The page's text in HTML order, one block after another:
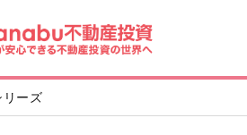
リーズ